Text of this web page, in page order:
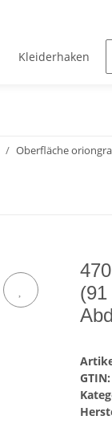
Kleiderhaken
Oberfläche
GTIN: